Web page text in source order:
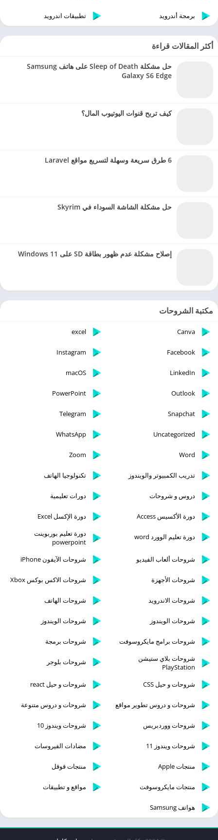
برمجة أندرويد تطبيقات اندرويد
أكثر المقالات قراءة
حل مشكلة Sleep of Death على هاتف Samsung
Galaxy S6 Edge
كيف تربح قنوات اليوتيوب المال؟
6 طرق سريعة وسهلة لتسريع مواقع Laravel
حل مشكلة الشاشة السوداء في Skyrim
إصلاح مشكلة عدم ظهور بطاقة SD على Windows 11
مكتبة الشروحات
Canva
excel
Facebook
Instagram
LinkedIn
macOS
Outlook
PowerPoint
Snapchat
Telegram
Uncategorized
WhatsApp
Word
Zoom
تدريب الكمبيوتر والويندوز تكنولوجيا الهاتف
دروس و شروحات دورات تعليمية
دورة الأكسيس Access دورة الإكسل Excel
دورة تعليم الوورد word
دورة تعليم بوربوينت
powerpoint
شروحات ألعاب الفيديو
شروحات الآيفون iPhone
شروحات الأجهزة شروحات الاكس بوكس Xbox
شروحات الاندرويد شروحات الهاتف
شروحات الويندوز شروحات الويندوز
شروحات برامج مايكروسوفت
شروحات برمجة
شروحات بلاي ستيشن
PlayStation
شروحات بلوجر
شروحات و حيل CSS شروحات و حيل react
شروحات و دروس تطوير مواقع شروحات و دروس متنوعة
شروحات ووردبريس شروحات ويندوز 10
شروحات ويندوز 11 مضادات الفيروسات
منتجات Apple منتجات قوقل
منتجات مايكروسوفت مواقع و تطبيقات
هواتف Samsung